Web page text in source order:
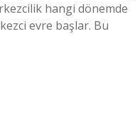
hangi dönemde
evre başlar. Bu